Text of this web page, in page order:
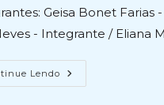
Geisa Bonet
- Integrante / Eliana
Lendo PREPARAÇÃO
DE